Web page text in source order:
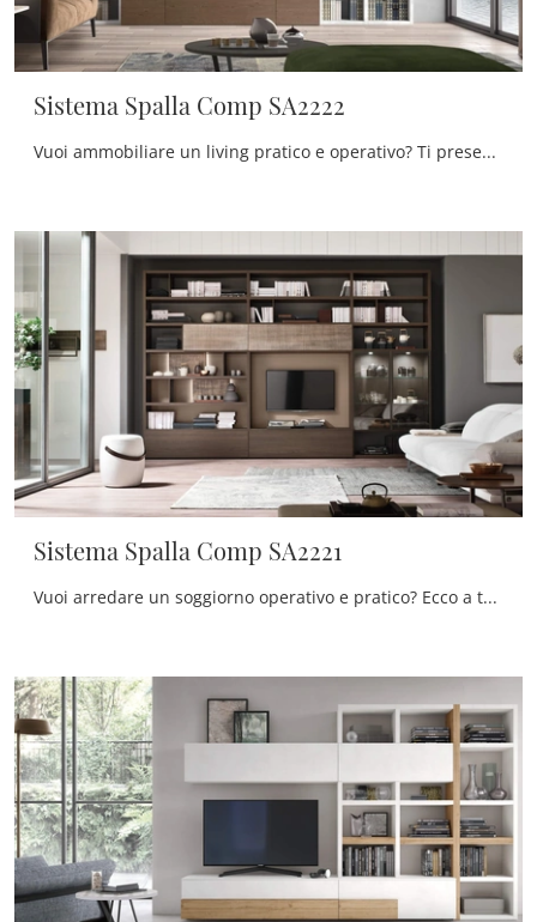
Sistema Spalla Comp SA2222
Vuoi ammobiliare un living pratico e operativo? Ti presentiamo la parete attrezzata Sistema Spalla Comp SA2222 Maronese dalle linee decise moderne.
Sistema Spalla Comp SA2221
Vuoi arredare un soggiorno operativo e pratico? Ecco a te la parete attrezzata Sistema Spalla Comp SA2221 Maronese dalle forme decise moderne.